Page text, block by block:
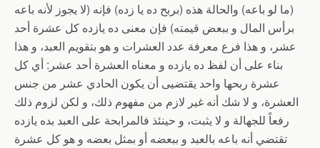
(ما لو باعه) والحالة هذه (بربح ده يا زده) فإنه (لا يجوز لأنه باعه
برأس المال و ببعض قيمته) فإن معنى ده يازده كل عشرة أحد
عشر، و هذا فرع معرفة عدد العشرات و هو بتقويم العبد، و هذا
بناء على أن لفظ ده يازده و معناه العشرة أحد عشر: أي كل
عشرة ربحها واحد يقتضيى أن يكون الحادي عشر من جنس
العشرة، و لا شك أنه غير لازم من مفهوم ذلك، و لكن لزوم ذلك
رفعاً للجهالة و لا يثبت، و حينئذ فالمرابحة على العبد بده يازده
تقتضي أنه باعه بالعبد و ببعضه أو بمثل بعضه و هو كل عشرة